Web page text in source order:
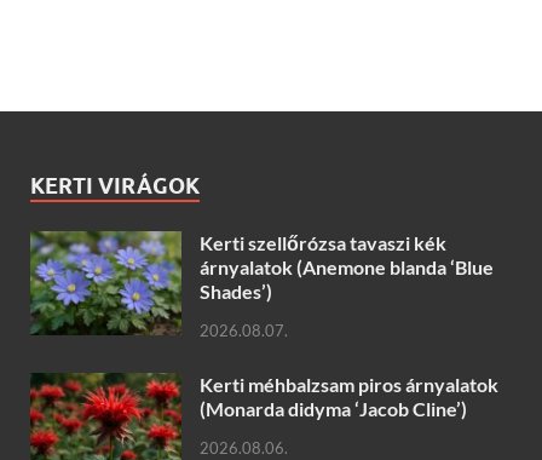
KERTI VIRÁGOK
Kerti szellőrózsa tavaszi kék
árnyalatok (Anemone blanda ‘Blue
Shades’)
2026.08.07.
Kerti méhbalzsam piros árnyalatok
(Monarda didyma ‘Jacob Cline’)
2026.08.06.